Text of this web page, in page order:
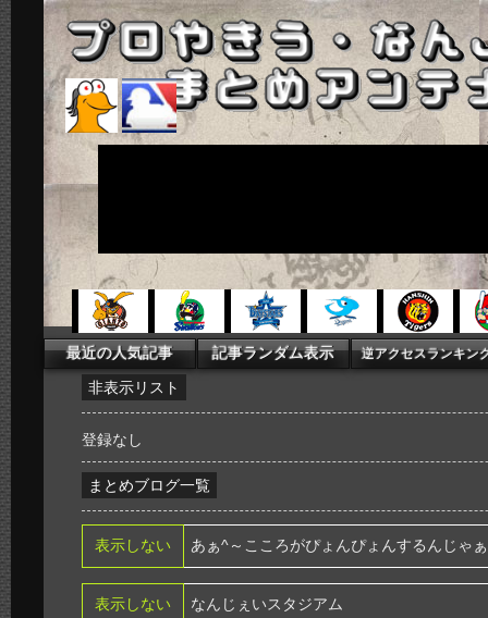
非表示リスト
登録なし
まとめブログ一覧
表示しない あぁ^～こころがぴょんぴょんするんじゃ
表示しない なんじぇいスタジアム